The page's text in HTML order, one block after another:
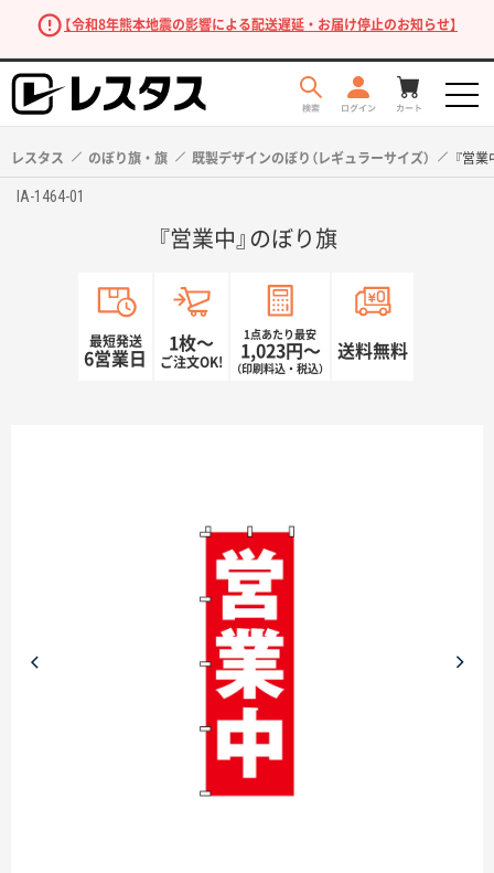
【令和8年熊本地震の影響による配送遅延・お届け停止のお知らせ】
商品カテゴリーから探す
レスタス のぼり旗・旗 既製デザインのぼり（レギュラーサイズ） 『営
IA-1464-01
『営業中』のぼり旗
最短発送
6営業日
1枚〜
ご注文OK!
1点あたり最安
1,023円〜
（印刷料込・税込）
送料無料